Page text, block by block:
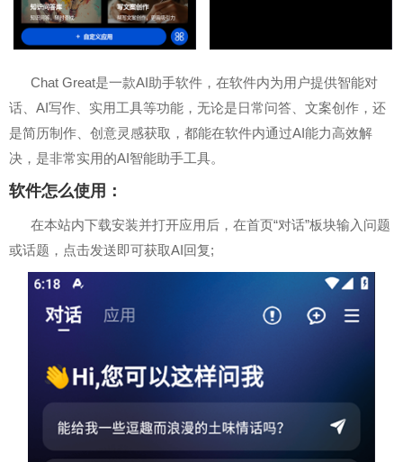
Chat Great是一款AI助手软件，在软件内为用户提供智能对
话、AI写作、实用工具等功能，无论是日常问答、文案创作，还
是简历制作、创意灵感获取，都能在软件内通过AI能力高效解
决，是非常实用的AI智能助手工具。
软件怎么使用：
在本站内下载安装并打开应用后，在首页“对话”板块输入问题
或话题，点击发送即可获取AI回复;